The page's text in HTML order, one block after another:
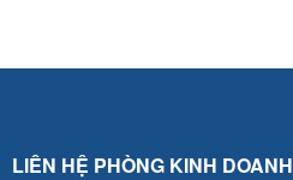
LIÊN HỆ PHÒNG KINH DOANH